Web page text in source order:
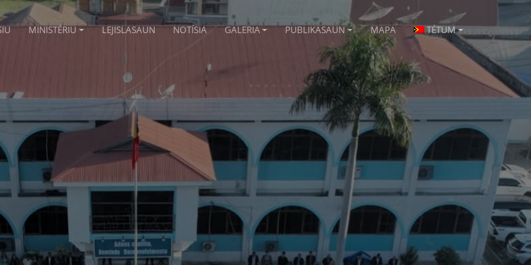
MINISTÉRIU LEJISLASAUN NOTÍSIA GALERIA PUBLIKASAUN MAPA TÉTUM